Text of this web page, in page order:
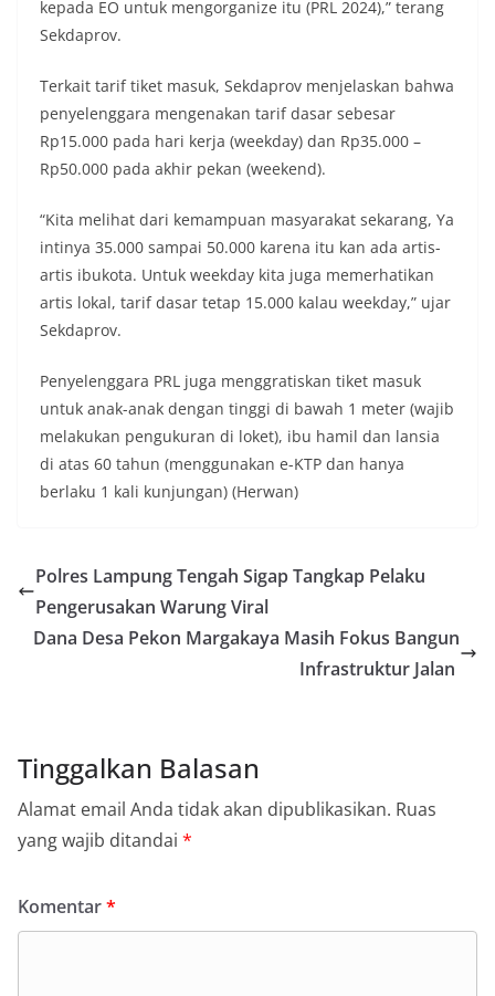
kepada EO untuk mengorganize itu (PRL 2024),” terang
Sekdaprov.
Terkait tarif tiket masuk, Sekdaprov menjelaskan bahwa
penyelenggara mengenakan tarif dasar sebesar
Rp15.000 pada hari kerja (weekday) dan Rp35.000 –
Rp50.000 pada akhir pekan (weekend).
“Kita melihat dari kemampuan masyarakat sekarang, Ya
intinya 35.000 sampai 50.000 karena itu kan ada artis-
artis ibukota. Untuk weekday kita juga memerhatikan
artis lokal, tarif dasar tetap 15.000 kalau weekday,” ujar
Sekdaprov.
Penyelenggara PRL juga menggratiskan tiket masuk
untuk anak-anak dengan tinggi di bawah 1 meter (wajib
melakukan pengukuran di loket), ibu hamil dan lansia
di atas 60 tahun (menggunakan e-KTP dan hanya
berlaku 1 kali kunjungan) (Herwan)
Polres Lampung Tengah Sigap Tangkap Pelaku
Pengerusakan Warung Viral
Dana Desa Pekon Margakaya Masih Fokus Bangun
Infrastruktur Jalan
Tinggalkan Balasan
Alamat email Anda tidak akan dipublikasikan. Ruas
yang wajib ditandai *
Komentar*